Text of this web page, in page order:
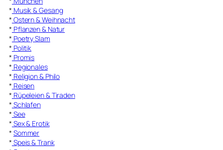
* Musik & Gesang
* Ostern & Weihnacht
* Pflanzen & Natur
* Poetry Slam
* Politik
* Promis
* Regionales
* Religion & Philo
* Reisen
* Rüpeleien & Tiraden
* Schlafen
* See
* Sex & Erotik
* Sommer
* Speis & Trank